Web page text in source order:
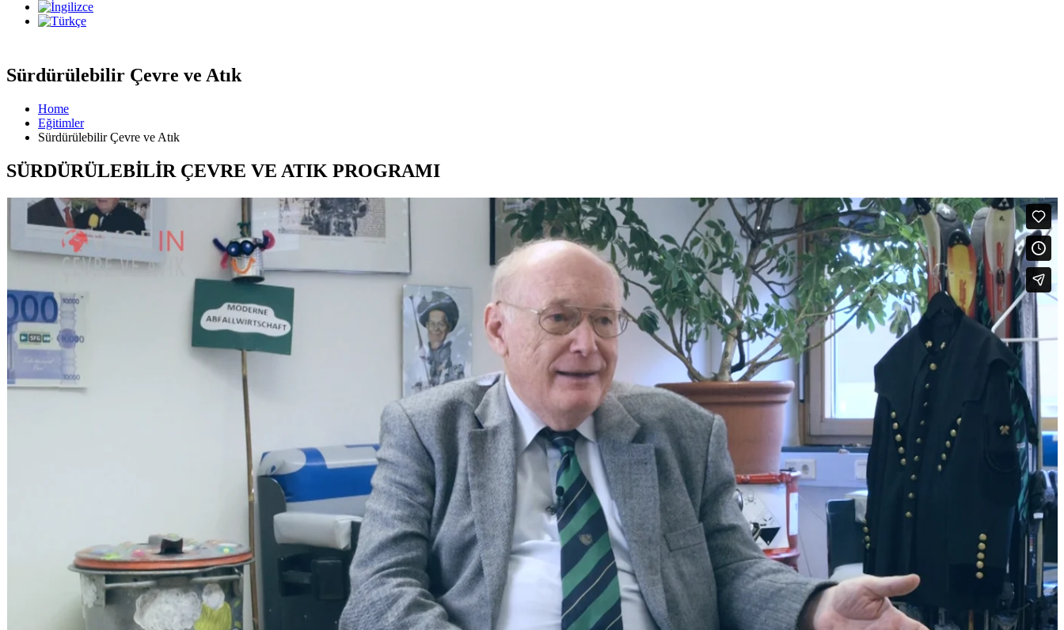
Sürdürülebilir Çevre ve Atık
Home
Eğitimler
Sürdürülebilir Çevre ve Atık
SÜRDÜRÜLEBİLİR ÇEVRE VE ATIK PROGRAMI